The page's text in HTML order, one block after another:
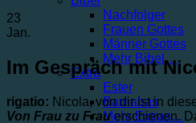
Nachfolger
Frauen Gottes
Männer Gottes
Mehr Bibel…
Extra
Ester
Barnabas
Mehr Extras…
23
Jan.
Im Gespräch mit
rigatio: Nicola, von dir ist in
Von Frau zu Frauerschienen.